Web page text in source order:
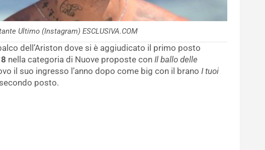
Ultimo (Instagram) ESCLUSIVA.COM
dell’Ariston dove si è aggiudicato il primo posto
nella categoria di Nuove proposte con Il ballo delle
il suo ingresso l’anno dopo come big con il brano I tuoi
posto.